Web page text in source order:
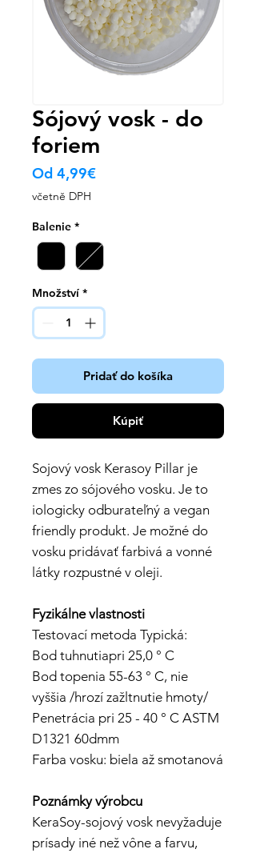
Sójový vosk - do
foriem
Od 4,99€Zvýhodněná
včetně DPH
Balenie *
Množství *
Pridať do košíka
Kúpiť
Sojový vosk Kerasoy Pillar je
zmes zo sójového vosku. Je to
iologicky odburateľný a vegan
friendly produkt. Je možné do
vosku pridávať farbivá a vonné
látky rozpustné v oleji.
Fyzikálne vlastnosti
Testovací metoda Typická:
Bod tuhnutiapri 25,0 ° C
Bod topenia 55-63 ° C, nie
vyššia /hrozí zažltnutie hmoty/
Penetrácia pri 25 - 40 ° C ASTM
D1321 60dmm
Farba vosku: biela až smotanová
Poznámky výrobcu
KeraSoy-sojový vosk nevyžaduje
prísady iné než vône a farvu,